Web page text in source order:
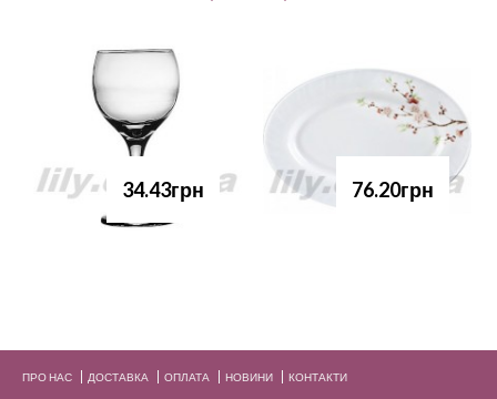
34.43грн 76.20грн
ПРО НАС ДОСТАВКА ОПЛАТА НОВИНИ КОНТАКТИ